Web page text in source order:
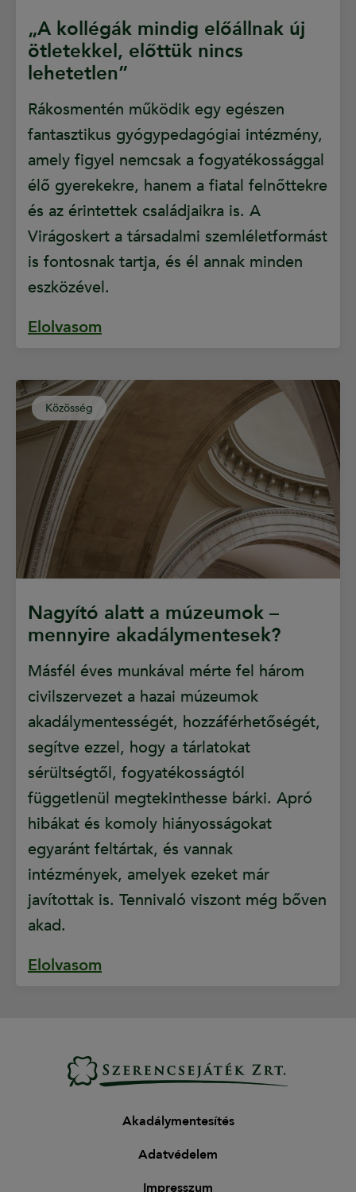
„A kollégák mindig előállnak új
ötletekkel, előttük nincs
lehetetlen”
Rákosmentén működik egy egészen
fantasztikus gyógypedagógiai intézmény,
amely figyel nemcsak a fogyatékossággal
élő gyerekekre, hanem a fiatal felnőttekre
és az érintettek családjaikra is. A
Virágoskert a társadalmi szemléletformást
is fontosnak tartja, és él annak minden
eszközével.
Elolvasom
Közösség
Nagyító alatt a múzeumok –
mennyire akadálymentesek?
Másfél éves munkával mérte fel három
civilszervezet a hazai múzeumok
akadálymentességét, hozzáférhetőségét,
segítve ezzel, hogy a tárlatokat
sérültségtől, fogyatékosságtól
függetlenül megtekinthesse bárki. Apró
hibákat és komoly hiányosságokat
egyaránt feltártak, és vannak
intézmények, amelyek ezeket már
javítottak is. Tennivaló viszont még bőven
akad.
Elolvasom
Akadálymentesítés
Adatvédelem
Impresszum